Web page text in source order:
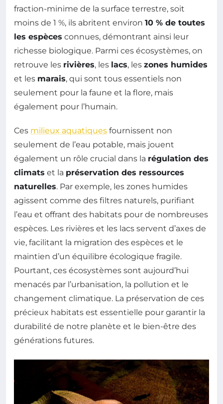
fraction-minime de la surface terrestre, soit
moins de 1 %, ils abritent environ 10 % de toutes
les espèces connues, démontrant ainsi leur
richesse biologique. Parmi ces écosystèmes, on
retrouve les rivières, les lacs, les zones humides
et les marais, qui sont tous essentiels non
seulement pour la faune et la flore, mais
également pour l’humain.
Ces milieux aquatiques fournissent non
seulement de l’eau potable, mais jouent
également un rôle crucial dans la régulation des
climats et la préservation des ressources
naturelles. Par exemple, les zones humides
agissent comme des filtres naturels, purifiant
l’eau et offrant des habitats pour de nombreuses
espèces. Les rivières et les lacs servent d’axes de
vie, facilitant la migration des espèces et le
maintien d’un équilibre écologique fragile.
Pourtant, ces écosystèmes sont aujourd’hui
menacés par l’urbanisation, la pollution et le
changement climatique. La préservation de ces
précieux habitats est essentielle pour garantir la
durabilité de notre planète et le bien-être des
générations futures.